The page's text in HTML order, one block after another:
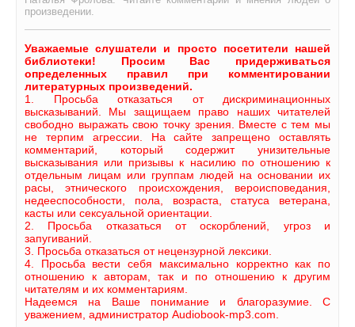
произведении.
Уважаемые слушатели и просто посетители нашей
библиотеки! Просим Вас придерживаться
определенных правил при комментировании
литературных произведений.
1. Просьба отказаться от дискриминационных
высказываний. Мы защищаем право наших читателей
свободно выражать свою точку зрения. Вместе с тем мы
не терпим агрессии. На сайте запрещено оставлять
комментарий, который содержит унизительные
высказывания или призывы к насилию по отношению к
отдельным лицам или группам людей на основании их
расы, этнического происхождения, вероисповедания,
недееспособности, пола, возраста, статуса ветерана,
касты или сексуальной ориентации.
2. Просьба отказаться от оскорблений, угроз и
запугиваний.
3. Просьба отказаться от нецензурной лексики.
4. Просьба вести себя максимально корректно как по
отношению к авторам, так и по отношению к другим
читателям и их комментариям.
Надеемся на Ваше понимание и благоразумие. С
уважением, администратор Audiobook-mp3.com.